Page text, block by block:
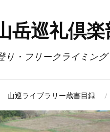
岳巡礼倶
り・フリークライミン
山巡ライブラリー蔵書目録